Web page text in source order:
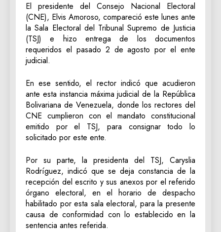
El presidente del Consejo Nacional Electoral
(CNE), Elvis Amoroso, compareció este lunes ante
la Sala Electoral del Tribunal Supremo de Justicia
(TSJ) e hizo entrega de los documentos
requeridos el pasado 2 de agosto por el ente
judicial.
En ese sentido, el rector indicó que acudieron
ante esta instancia máxima judicial de la República
Bolivariana de Venezuela, donde los rectores del
CNE cumplieron con el mandato constitucional
emitido por el TSJ, para consignar todo lo
solicitado por este ente.
Por su parte, la presidenta del TSJ, Caryslia
Rodríguez, indicó que se deja constancia de la
recepción del escrito y sus anexos por el referido
órgano electoral, en el horario de despacho
habilitado por esta sala electoral, para la presente
causa de conformidad con lo establecido en la
sentencia antes referida.